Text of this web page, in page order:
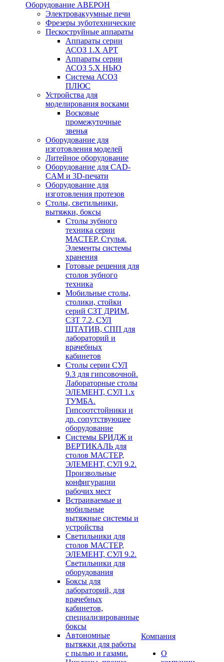
Оборудование АВЕРОН
Электровакуумные печи
Фрезеры зуботехнические
Пескоструйные аппараты
Аппараты серии
АСОЗ 1.Х АРТ
Аппараты серии
АСОЗ 5.Х НЬЮ
Система АСОЗ
ПЛЮС
Устройства для
моделирования восками
Восковые
промежуточные
звенья
Оборудование для
изготовления моделей
Литейное оборудование
Оборудование для CAD-
CAM и 3D-печати
Оборудование для
изготовления протезов
Cтолы, светильники,
вытяжки, боксы
Столы зубного
техника серии
МАСТЕР. Стулья.
Элементы системы
хранения
Готовые решения для
столов зубного
техника
Мобильные столы,
столики, стойки
серий СЗТ ДРИМ,
СЗТ 7.2, СУЛ
ШТАТИВ, СПП для
лабораторий и
врачебных
кабинетов
Столы серии СУЛ
9.3 для гипсовочной.
Лабораторные столы
ЭЛЕМЕНТ, СУЛ 1.х
ТУМБА.
Гипсоотстойники и
др. сопутствующее
оборудование
Системы БРИДЖ и
ВЕРТИКАЛЬ для
столов МАСТЕР,
ЭЛЕМЕНТ, СУЛ 9.2.
Произвольные
конфигурации
рабочих мест
Встраиваемые и
мобильные
вытяжные системы и
устройства
Светильники для
столов МАСТЕР,
ЭЛЕМЕНТ, СУЛ 9.2.
Светильники для
оборудования
Боксы для
лабораторий, для
врачебных
кабинетов,
специализированные
боксы
Автономные
вытяжки для работы
с пылью и газами.
Компания
О